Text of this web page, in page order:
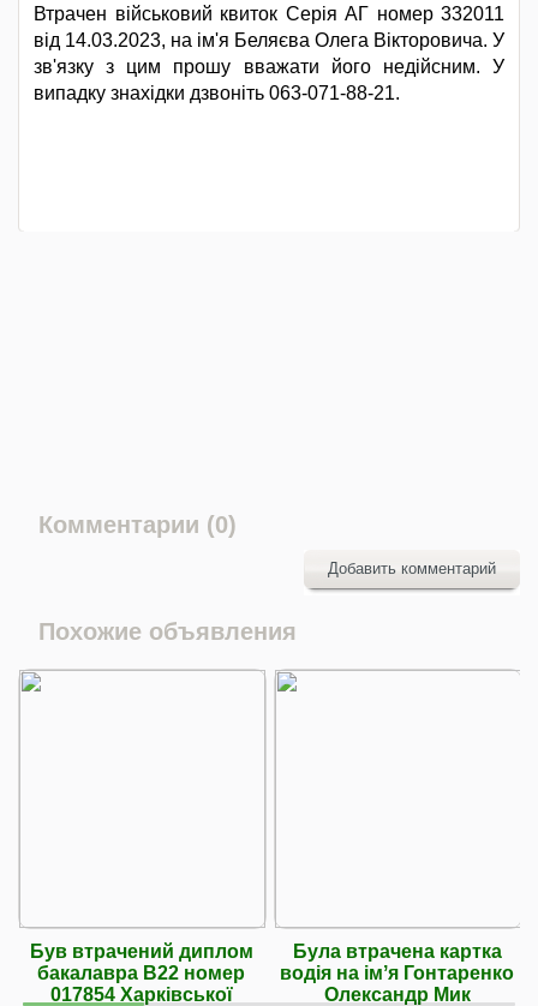
Втрачен військовий квиток Серія АГ номер 332011
від 14.03.2023, на ім'я Беляєва Олега Вікторовича. У
зв'язку з цим прошу вважати його недійсним. У
випадку знахідки дзвоніть 063-071-88-21.
Комментарии (0)
Добавить комментарий
Похожие объявления
Був втрачений диплом
бакалавра B22 номер
017854 Харківської
Була втрачена картка
водія на імʼя Гонтаренко
Олександр Мик